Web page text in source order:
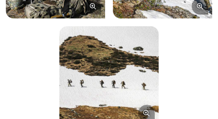
Bild vergrößern
Bild vergrößern